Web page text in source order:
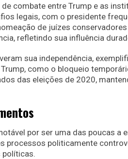
combate entre Trump e as
legais, com o presidente
de juízes
refletindo sua influência
sua independência,
como o bloqueio
das eleições de 2020,
por ser uma das poucas a
processos politicamente